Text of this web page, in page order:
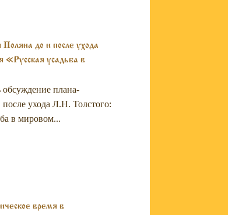
до и после ухода
«Русская усадьба в
обсуждение плана-
ухода Л.Н. Толстого:
в мировом...
время в